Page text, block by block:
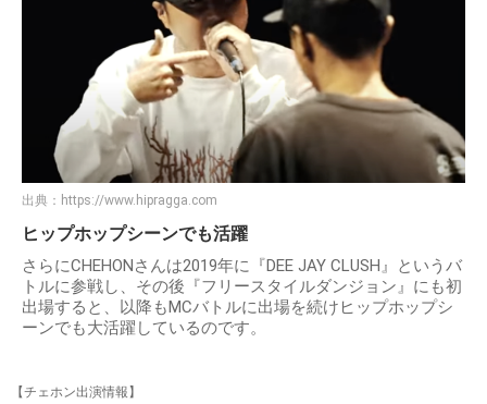
出典： https://www.hipragga.com
ヒップホップシーンでも活躍
さらにCHEHONさんは2019年に『DEE JAY CLUSH』というバ
トルに参戦し、その後『フリースタイルダンジョン』にも初
出場すると、以降もMCバトルに出場を続けヒップホップシ
ーンでも大活躍しているのです。
【チェホン出演情報】